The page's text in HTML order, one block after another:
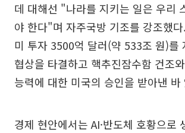
데 대해선 "나라를 지키는 일은 우리
야 한다"며 자주국방 기조를 강조했
미 투자 3500억 달러(약 533조 원)를
협상을 타결하고 핵추진잠수함 건조
능력에 대한 미국의 승인을 받아낸 바
경제 현안에서는 AI·반도체 호황으로